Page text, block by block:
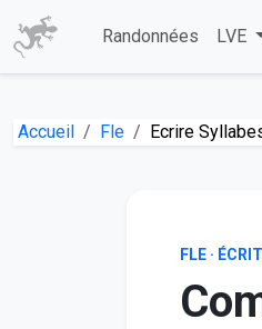
Randonnées LVE
Accueil Fle Ecrire
FLE ·